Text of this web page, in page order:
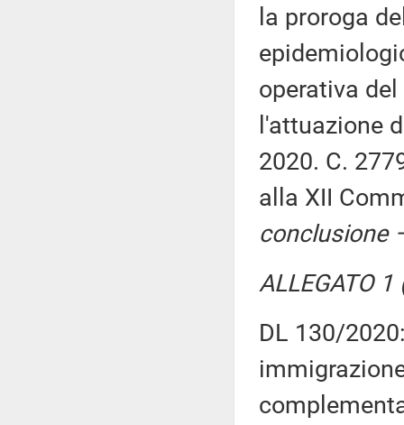
la proroga
operativa
l'attuazione
2020. C.
alla XII
conclusione
ALLEGATO
DL 130/